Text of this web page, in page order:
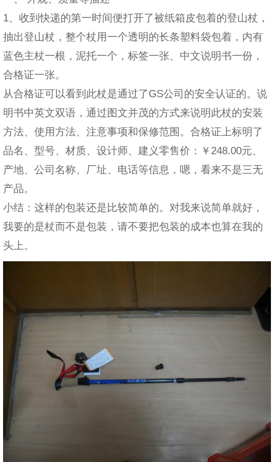
1、收到快递的第一时间便打开了被纸箱皮包着的登山杖，
抽出登山杖，整个杖用一个透明的长条塑料袋包着，内有
蓝色主杖一根，泥托一个，标签一张、中文说明书一份，
合格证一张。
从合格证可以看到此杖是通过了GS公司的安全认证的。说
明书中英文双语，通过图文并茂的方式来说明此杖的安装
方法、使用方法、注意事项和保修范围。合格证上标明了
品名、型号、材质、设计师、建义零售价：￥248.00元、
产地、公司名称、厂址、电话等信息，嗯，看来不是三无
产品。
小结：这样的包装还是比较简单的。对我来说简单就好，
我要的是杖而不是包装，请不要把包装的成本也算在我的
头上。